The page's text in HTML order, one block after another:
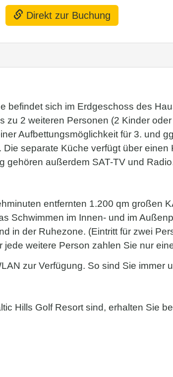
Direkt zur Buchung
befindet sich im Erdgeschoss des
zu 2 weiteren Personen (2 Kinder
Aufbettungsmöglichkeit für 3. und
separate Küche verfügt über
gehören außerdem SAT-TV und
entfernten 1.200 qm großen
Schwimmen im Innen- und im
in der Ruhezone. (Eintritt für zwei
weitere Person zahlen Sie nur
zur Verfügung. So sind Sie immer
Hills Golf Resort sind, erhalten Sie